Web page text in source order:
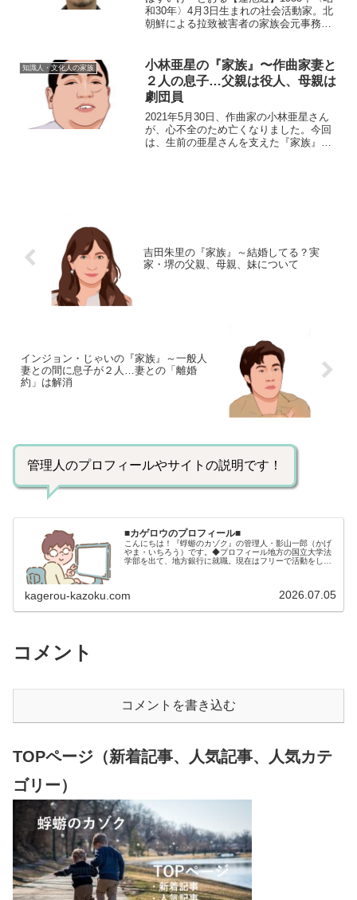
和30年〉4月3日生まれの社会活動家。北
朝鮮による拉致被害者の家族会元事務局
致問題への政府の対応を批判的に論じ、
著作や講演活動を...
知識人・文化人の家族
小林亜星の『家族』〜作曲家妻と
２人の息子…父親は役人、母親は
劇団員
2021年5月30日、作曲家の小林亜星さん
が、心不全のため亡くなりました。今回
は、生前の亜星さんを支えた『家族』を
吉田朱里の『家族』～結婚してる？実
家・堺の父親、母親、妹について
インジョン・じゃいの『家族』～一般人
妻との間に息子が２人…妻との「離婚
約」は解消
管理人のプロフィールやサイトの説明です！
■カゲロウのプロフィール■
こんにちは！『蜉蝣のカゾク』の管理人・影山一郎（かげ
やま・いちろう）です。◆プロフィール地方の国立大学法
学部を出て、地方銀行に就職。現在はフリーで活動をして
kagerou-kazoku.com 2026.07.05
コメント
コメントを書き込む
TOPページ（新着記事、人気記事、人気カテ
ゴリー）